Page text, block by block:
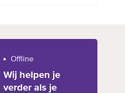
Offline
Wij helpen je
verder als je